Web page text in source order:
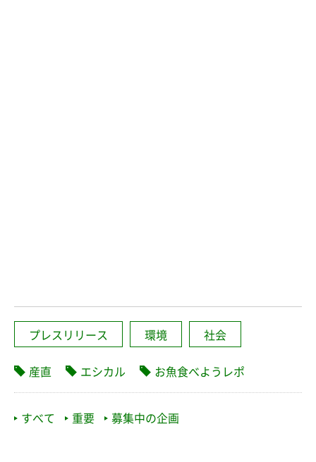
プレスリリース 環境 社会
産直 エシカル お魚食べようレポ
すべて 重要 募集中の企画